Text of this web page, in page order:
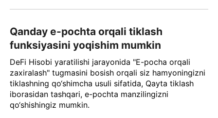
Qanday e-pochta orqali tiklash
funksiyasini yoqishim mumkin
DeFi Hisobi yaratilishi jarayonida "E-pocha orqali
zaxiralash" tugmasini bosish orqali siz hamyoningizni
tiklashning qo‘shimcha usuli sifatida, Qayta tiklash
iborasidan tashqari, e-pochta manzilingizni
qo‘shishingiz mumkin.